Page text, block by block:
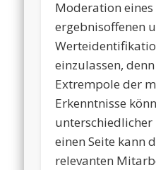
Moderation
ergebnisoffenen
einzulassen,
Extrempole der
Erkenntnisse
einen Seite kann
relevanten